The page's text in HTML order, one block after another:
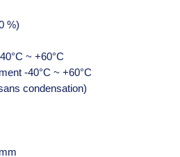
%)
~ +60°C
-40°C ~ +60°C
condensation)